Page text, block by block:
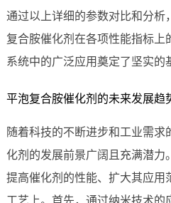
通过以上详细的参数对比和分析
复合胺催化剂在各项性能指标上
系统中的广泛应用奠定了坚实的
平泡复合胺催化剂的未来发展趋
随着科技的不断进步和工业需求
化剂的发展前景广阔且充满潜力
提高催化剂的性能、扩大其应用